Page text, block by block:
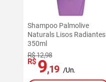
Shampoo Palmolive
Naturals Lisos Radiantes
350ml
R$ 12,98
R$ 9,19 /Un.